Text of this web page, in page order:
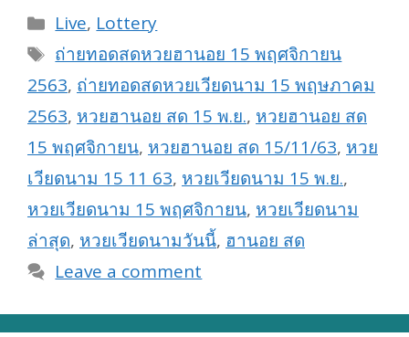
Categories
Live, Lottery
Tags
ถ่ายทอดสดหวยฮานอย 15 พฤศจิกายน
2563, ถ่ายทอดสดหวยเวียดนาม 15 พฤษภาคม
2563, หวยฮานอย สด 15 พ.ย., หวยฮานอย สด
15 พฤศจิกายน, หวยฮานอย สด 15/11/63, หวย
เวียดนาม 15 11 63, หวยเวียดนาม 15 พ.ย.,
หวยเวียดนาม 15 พฤศจิกายน, หวยเวียดนาม
ล่าสุด, หวยเวียดนามวันนี้, ฮานอย สด
Leave a comment